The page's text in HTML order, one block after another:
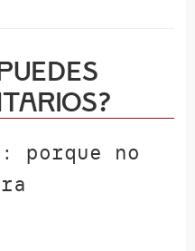
porque no